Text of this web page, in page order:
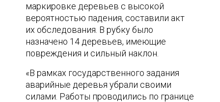
маркировке деревьев с высокой
вероятностью падения, составили акт
их обследования. В рубку было
назначено 14 деревьев, имеющие
повреждения и сильный наклон.
«В рамках государственного задания
аварийные деревья убрали своими
силами. Работы проводились по границе